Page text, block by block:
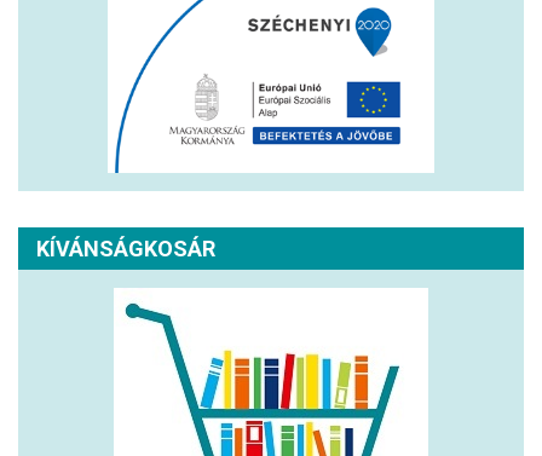
KÍVÁNSÁGKOSÁR